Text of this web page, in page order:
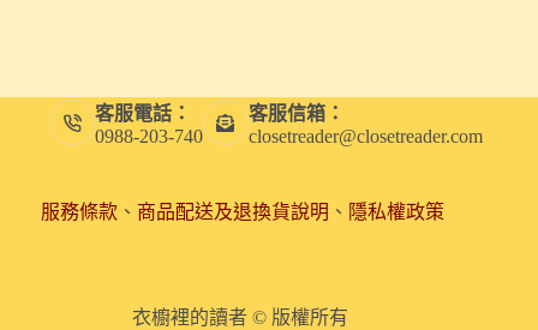
客服電話：
0988-203-740
客服信箱：
closetreader@closetreader.com
服務條款、 商品配送及退換貨說明 、 隱私權政策
衣櫥裡的讀者 © 版權所有